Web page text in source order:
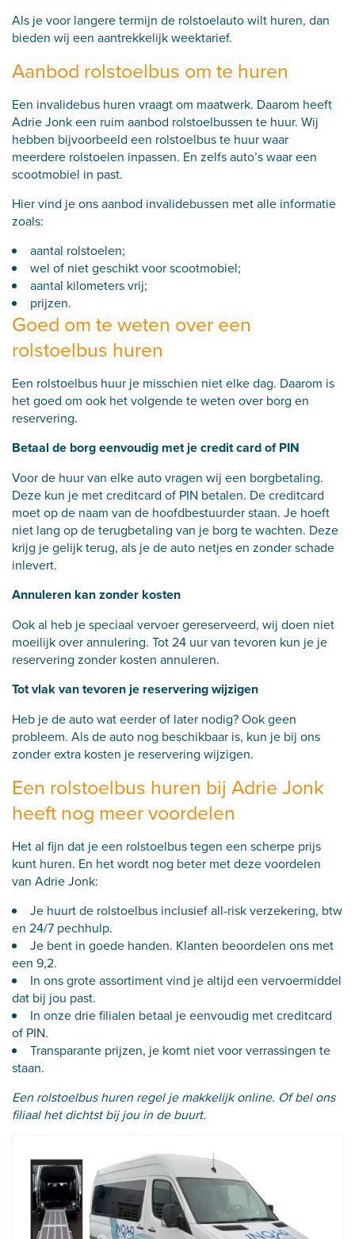
Als je voor langere termijn de rolstoelauto wilt huren, dan
bieden wij een aantrekkelijk weektarief.
Aanbod rolstoelbus om te huren
Een invalidebus huren vraagt om maatwerk. Daarom heeft
Adrie Jonk een ruim aanbod rolstoelbussen te huur. Wij
hebben bijvoorbeeld een rolstoelbus te huur waar
meerdere rolstoelen inpassen. En zelfs auto’s waar een
scootmobiel in past.
Hier vind je ons aanbod invalidebussen met alle informatie
zoals:
aantal rolstoelen;
wel of niet geschikt voor scootmobiel;
aantal kilometers vrij;
prijzen.
Goed om te weten over een
rolstoelbus huren
Een rolstoelbus huur je misschien niet elke dag. Daarom is
het goed om ook het volgende te weten over borg en
reservering.
Betaal de borg eenvoudig met je credit card of PIN
Voor de huur van elke auto vragen wij een borgbetaling.
Deze kun je met creditcard of PIN betalen. De creditcard
moet op de naam van de hoofdbestuurder staan. Je hoeft
niet lang op de terugbetaling van je borg te wachten. Deze
krijg je gelijk terug, als je de auto netjes en zonder schade
inlevert.
Annuleren kan zonder kosten
Ook al heb je speciaal vervoer gereserveerd, wij doen niet
moeilijk over annulering. Tot 24 uur van tevoren kun je je
reservering zonder kosten annuleren.
Tot vlak van tevoren je reservering wijzigen
Heb je de auto wat eerder of later nodig? Ook geen
probleem. Als de auto nog beschikbaar is, kun je bij ons
zonder extra kosten je reservering wijzigen.
Een rolstoelbus huren bij Adrie Jonk
heeft nog meer voordelen
Het al fijn dat je een rolstoelbus tegen een scherpe prijs
kunt huren. En het wordt nog beter met deze voordelen
van Adrie Jonk:
Je huurt de rolstoelbus inclusief all-risk verzekering, btw
en 24/7 pechhulp.
Je bent in goede handen. Klanten beoordelen ons met
een 9,2.
In ons grote assortiment vind je altijd een vervoermiddel
dat bij jou past.
In onze drie filialen betaal je eenvoudig met creditcard
of PIN.
Transparante prijzen, je komt niet voor verrassingen te
staan.
Een rolstoelbus huren regel je makkelijk online. Of bel ons
filiaal het dichtst bij jou in de buurt.